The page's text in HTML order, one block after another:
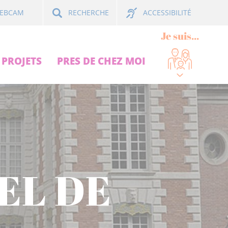
RECHERCHE ACCESSIBILITÉ
PRES DE CHEZ MOI
Je suis...
DE